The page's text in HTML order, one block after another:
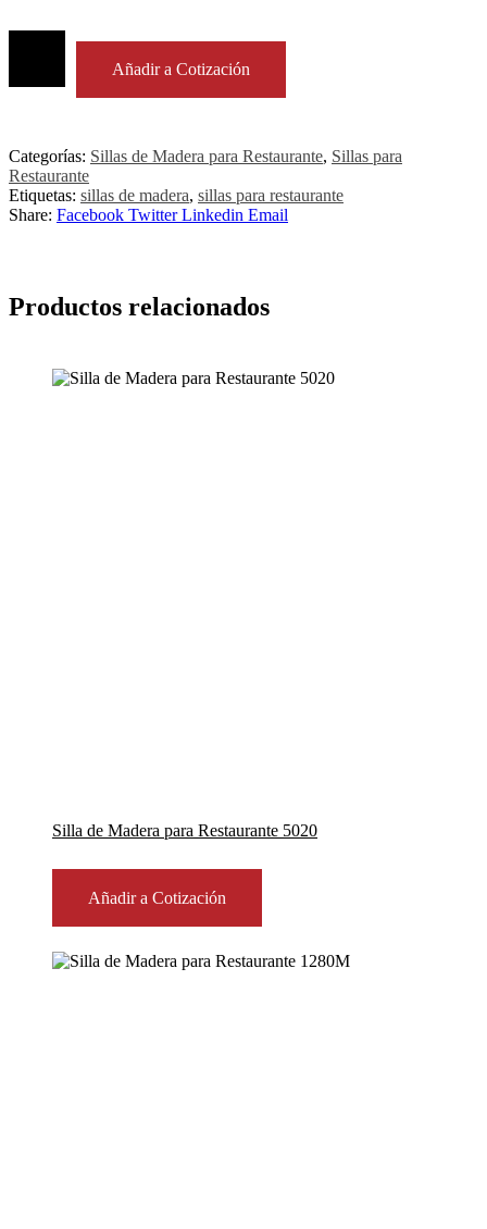
Añadir a Cotización
Categorías: Sillas de Madera para Restaurante, Sillas para
Restaurante
Etiquetas: sillas de madera, sillas para restaurante
Share: Facebook Twitter Linkedin Email
Productos relacionados
Silla de Madera para Restaurante 5020
Añadir a Cotización